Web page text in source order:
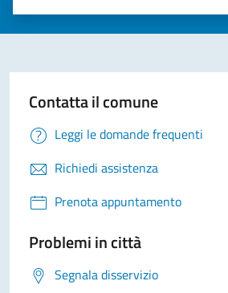
Valuta 5 stelle su 5
Valuta 4 stelle su 5
Valuta 3 stelle su 5
Valuta 2 stelle su 5
Valuta 1 stelle su 5
Contatta il comune
Leggi le domande frequenti
Richiedi assistenza
Prenota appuntamento
Problemi in città
Segnala disservizio